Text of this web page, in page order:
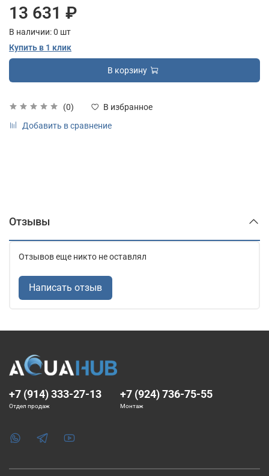
(0)
В избранное
Добавить в сравнение
13 631 ₽
В наличии:0 шт
Купить в 1 клик
В корзину
Отзывы
Отзывов еще никто не оставлял
Написать отзыв
+7 (914) 333-27-13
Отдел продаж
+7 (924) 736-75-55
Монтаж